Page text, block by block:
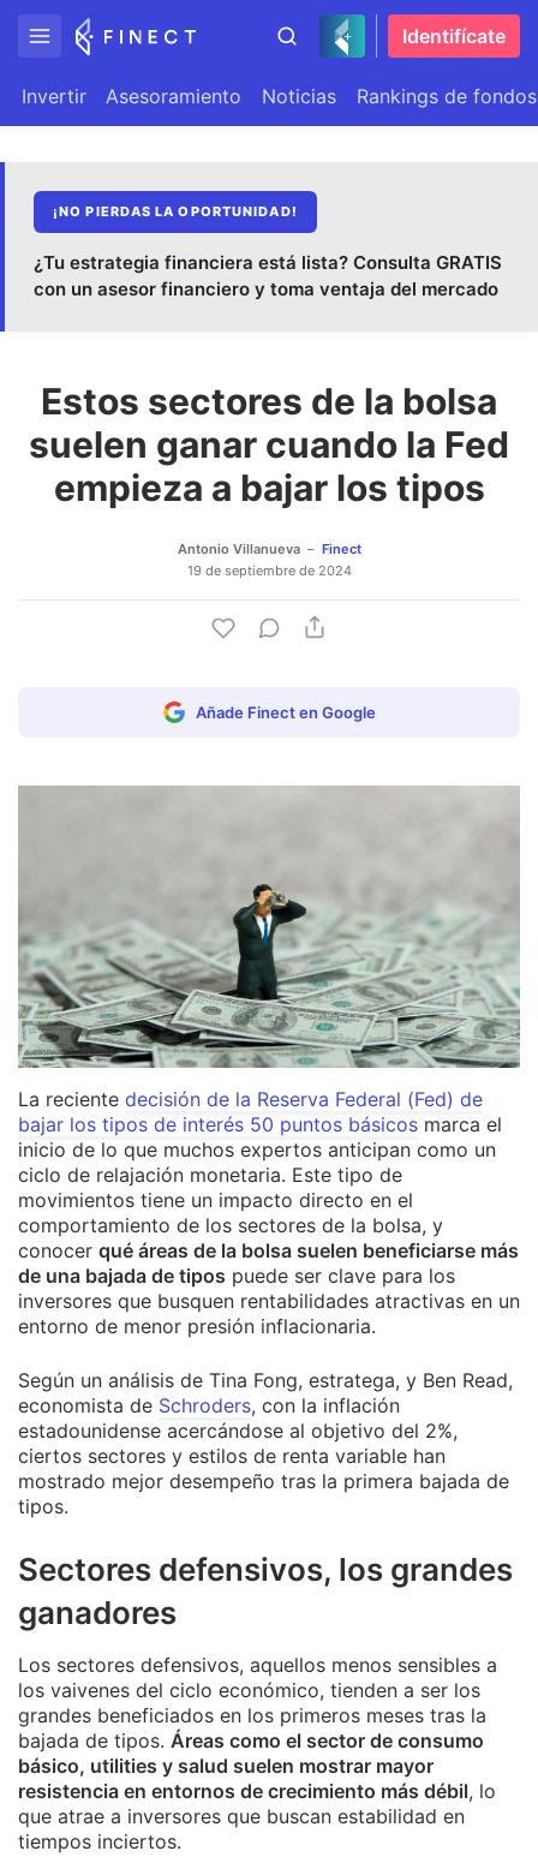
Identifícate
Invertir Asesoramiento Noticias Rankings de fondos
¡NO PIERDAS LA OPORTUNIDAD!
¿Tu estrategia financiera está lista? Consulta GRATIS
con un asesor financiero y toma ventaja del mercado
Estos sectores de la bolsa
suelen ganar cuando la Fed
empieza a bajar los tipos
Antonio Villanueva
Finect
19 de septiembre de 2024
Añade Finect en Google
La reciente decisión de la Reserva Federal (Fed) de
bajar los tipos de interés 50 puntos básicos marca el
inicio de lo que muchos expertos anticipan como un
ciclo de relajación monetaria. Este tipo de
movimientos tiene un impacto directo en el
comportamiento de los sectores de la bolsa, y
conocer qué áreas de la bolsa suelen beneficiarse más
de una bajada de tipos puede ser clave para los
inversores que busquen rentabilidades atractivas en un
entorno de menor presión inflacionaria.
Según un análisis de Tina Fong, estratega, y Ben Read,
economista de Schroders, con la inflación
estadounidense acercándose al objetivo del 2%,
ciertos sectores y estilos de renta variable han
mostrado mejor desempeño tras la primera bajada de
tipos.
Sectores defensivos, los grandes
ganadores
Los sectores defensivos, aquellos menos sensibles a
los vaivenes del ciclo económico, tienden a ser los
grandes beneficiados en los primeros meses tras la
bajada de tipos. Áreas como el sector de consumo
básico, utilities y salud suelen mostrar mayor
resistencia en entornos de crecimiento más débil, lo
que atrae a inversores que buscan estabilidad en
tiempos inciertos.